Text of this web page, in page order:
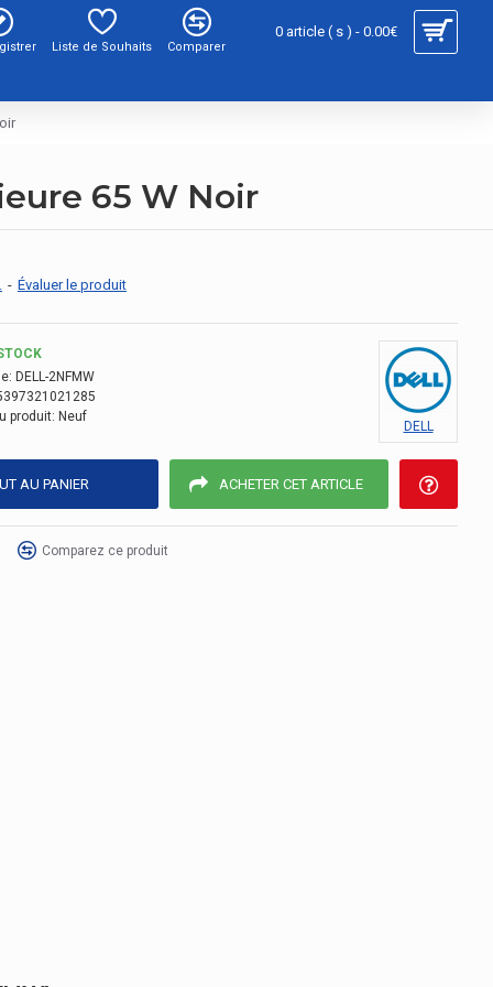
Liste de Souhaits Comparer
0 article ( s ) - 0.00€
65 W Noir
- Évaluer le produit
DELL-2NFMW
produit: Neuf
DELL
AU PANIER ACHETER CET ARTICLE
Comparez ce produit